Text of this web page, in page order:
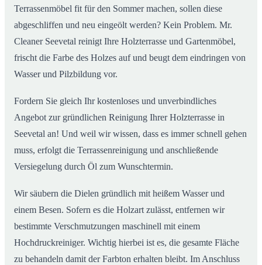
Terrassenmöbel fit für den Sommer machen, sollen diese
abgeschliffen und neu eingeölt werden? Kein Problem. Mr.
Cleaner Seevetal reinigt Ihre Holzterrasse und Gartenmöbel,
frischt die Farbe des Holzes auf und beugt dem eindringen von
Wasser und Pilzbildung vor.
Fordern Sie gleich Ihr kostenloses und unverbindliches
Angebot zur gründlichen Reinigung Ihrer Holzterrasse in
Seevetal an! Und weil wir wissen, dass es immer schnell gehen
muss, erfolgt die Terrassenreinigung und anschließende
Versiegelung durch Öl zum Wunschtermin.
Wir säubern die Dielen gründlich mit heißem Wasser und
einem Besen. Sofern es die Holzart zulässt, entfernen wir
bestimmte Verschmutzungen maschinell mit einem
Hochdruckreiniger. Wichtig hierbei ist es, die gesamte Fläche
zu behandeln damit der Farbton erhalten bleibt. Im Anschluss